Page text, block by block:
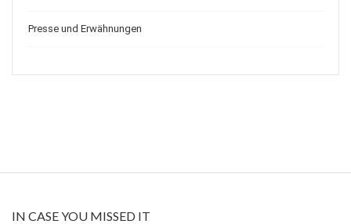
Presse und Erwähnungen
IN CASE YOU MISSED IT